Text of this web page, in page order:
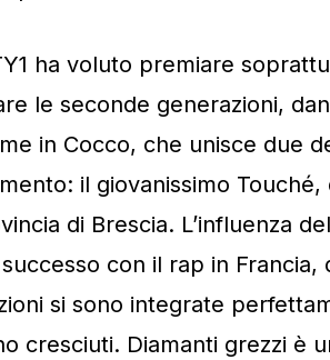
ha voluto premiare
le seconde generazioni,
in Cocco, che unisce due
il giovanissimo Touché,
di Brescia. L’influenza
con il rap in Francia,
si sono integrate
cresciuti. Diamanti grezzi è